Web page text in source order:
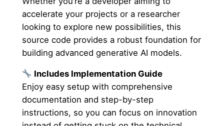
accelerate your projects or a researcher
looking to explore new possibilities, this
source code provides a robust foundation for
building advanced generative AI models.
Includes Implementation Guide
Enjoy easy setup with comprehensive
documentation and step-by-step
instructions, so you can focus on innovation